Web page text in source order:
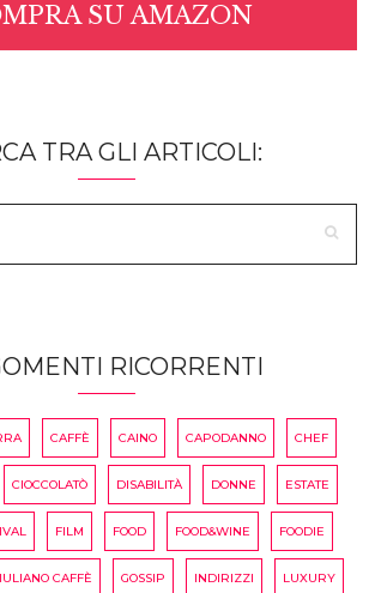
SU AMAZON
TRA GLI ARTICOLI:
RICORRENTI
CAFFÈ CAINO CAPODANNO CHEF
CIOCCOLATÒ DISABILITÀ DONNE ESTATE
FILM FOOD FOOD&WINE FOODIE
CAFFÈ GOSSIP INDIRIZZI LUXURY